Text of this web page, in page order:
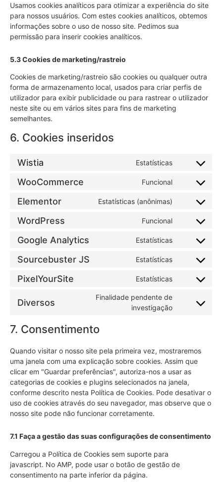
Usamos cookies analíticos para otimizar a experiência do site
para nossos usuários. Com estes cookies analíticos, obtemos
informações sobre o uso de nosso site. Pedimos sua
permissão para inserir cookies analíticos.
5.3 Cookies de marketing/rastreio
Cookies de marketing/rastreio são cookies ou qualquer outra
forma de armazenamento local, usados para criar perfis de
utilizador para exibir publicidade ou para rastrear o utilizador
neste site ou em vários sites para fins de marketing
semelhantes.
6. Cookies inseridos
Wistia Estatísticas
WooCommerce Funcional
Elementor Estatísticas (anônimas)
WordPress Funcional
Google Analytics Estatísticas
Sourcebuster JS Estatísticas
PixelYourSite Estatísticas
Diversos
Finalidade pendente de
investigação
7. Consentimento
Quando visitar o nosso site pela primeira vez, mostraremos
uma janela com uma explicação sobre cookies. Assim que
clicar em "Guardar preferências", autoriza-nos a usar as
categorias de cookies e plugins selecionados na janela,
conforme descrito nesta Política de Cookies. Pode desativar o
uso de cookies através do seu navegador, mas observe que o
nosso site pode não funcionar corretamente.
7.1 Faça a gestão das suas configurações de consentimento
Carregou a Política de Cookies sem suporte para
javascript. No AMP, pode usar o botão de gestão de
consentimento na parte inferior da página.